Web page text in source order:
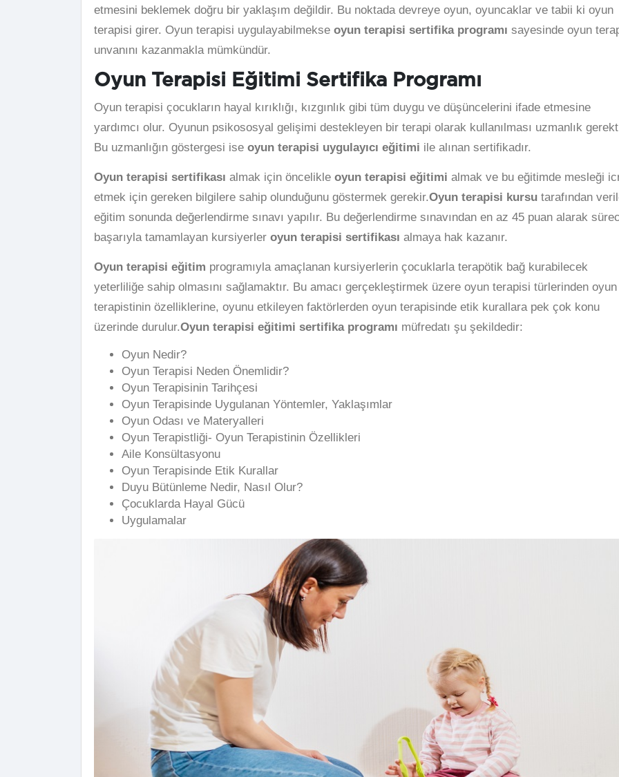
etmesini beklemek doğru bir yaklaşım değildir. Bu noktada devreye oyun, oyuncaklar ve tabii ki oyun
terapisi girer. Oyun terapisi uygulayabilmekse oyun terapisi sertifika programı sayesinde oyun
unvanını kazanmakla mümkündür.
Oyun Terapisi Eğitimi Sertifika Programı
Oyun terapisi çocukların hayal kırıklığı, kızgınlık gibi tüm duygu ve düşüncelerini ifade etmesine
yardımcı olur. Oyunun psikososyal gelişimi destekleyen bir terapi olarak kullanılması uzmanlık
Bu uzmanlığın göstergesi ise oyun terapisi uygulayıcı eğitimi ile alınan sertifikadır.
Oyun terapisi sertifikası almak için öncelikle oyun terapisi eğitimi almak ve bu eğitimde mesleği
etmek için gereken bilgilere sahip olunduğunu göstermek gerekir.Oyun terapisi kursutarafından
eğitim sonunda değerlendirme sınavı yapılır. Bu değerlendirme sınavından en az 45 puan alarak
başarıyla tamamlayan kursiyerler oyun terapisi sertifikası almaya hak kazanır.
Oyun terapisi eğitim programıyla amaçlanan kursiyerlerin çocuklarla terapötik bağ kurabilecek
yeterliliğe sahip olmasını sağlamaktır. Bu amacı gerçekleştirmek üzere oyun terapisi türlerinden oyun
terapistinin özelliklerine, oyunu etkileyen faktörlerden oyun terapisinde etik kurallara pek çok konu
üzerinde durulur.Oyun terapisi eğitimi sertifika programı müfredatı şu şekildedir:
Oyun Nedir?
Oyun Terapisi Neden Önemlidir?
Oyun Terapisinin Tarihçesi
Oyun Terapisinde Uygulanan Yöntemler, Yaklaşımlar
Oyun Odası ve Materyalleri
Oyun Terapistliği- Oyun Terapistinin Özellikleri
Aile Konsültasyonu
Oyun Terapisinde Etik Kurallar
Duyu Bütünleme Nedir, Nasıl Olur?
Çocuklarda Hayal Gücü
Uygulamalar